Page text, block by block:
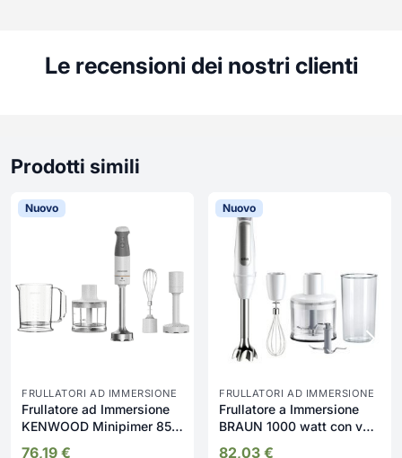
Le recensioni dei nostri clienti
Prodotti simili
Nuovo
FRULLATORI AD IMMERSIONE
Frullatore ad Immersione
KENWOOD Minipimer 850
76,19 €
Nuovo
FRULLATORI AD IMMERSIONE
Frullatore a Immersione
BRAUN 1000 watt con vari
82,03 €